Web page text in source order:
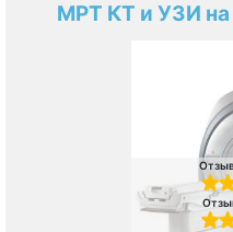
МРТ КТ и УЗИ на